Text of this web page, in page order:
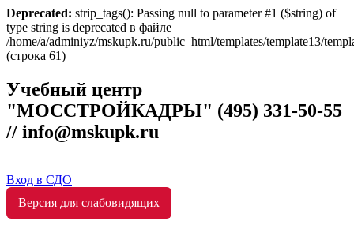
Deprecated: strip_tags(): Passing null to parameter #1 ($string) of
type string is deprecated в файле
/home/a/adminiyz/mskupk.ru/public_html/templates/template13/
(строка 61)
Учебный центр
"МОССТРОЙКАДРЫ" (495) 331-50-55
// info@mskupk.ru
Вход в СДО
Версия для слабовидящих